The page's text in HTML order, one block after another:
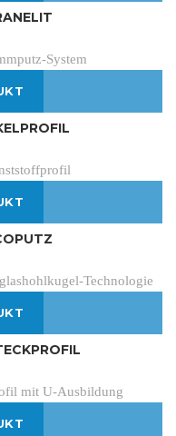
System
Technologie
mit U-Ausbildung